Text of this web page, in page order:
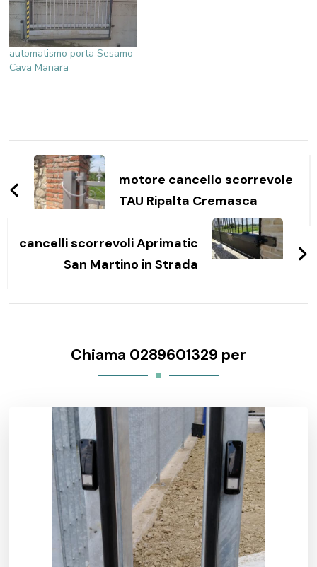
automatismo porta Sesamo
Cava Manara
Navigazione
articoli
motore cancello scorrevole
TAU Ripalta Cremasca
cancelli scorrevoli Aprimatic
San Martino in Strada
Chiama 0289601329 per